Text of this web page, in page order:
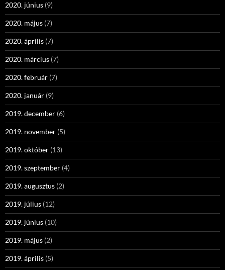
2020. június (9)
2020. május (7)
2020. április (7)
2020. március (7)
2020. február (7)
2020. január (9)
2019. december (6)
2019. november (5)
2019. október (13)
2019. szeptember (4)
2019. augusztus (2)
2019. július (12)
2019. június (10)
2019. május (2)
2019. április (5)